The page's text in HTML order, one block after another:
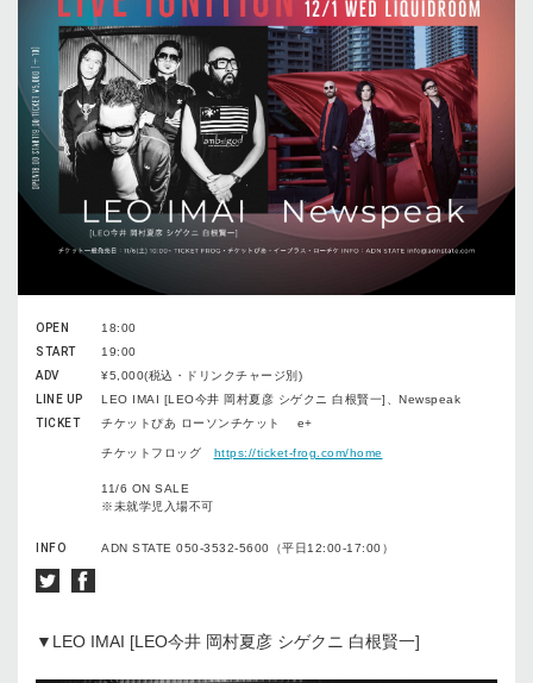
OPEN
18:00
START
19:00
ADV
¥5,000(税込・ドリンクチャージ別)
LINE UP
LEO IMAI [LEO今井 岡村夏彦 シゲクニ 白根賢一]、Newspeak
TICKET
チケットぴあ ローソンチケット e+
チケットフロッグ https://ticket-frog.com/home
11/6 ON SALE
※未就学児入場不可
INFO ADN STATE 050-3532-5600（平日12:00-17:00）
▼LEO IMAI [LEO今井 岡村夏彦 シゲクニ 白根賢一]